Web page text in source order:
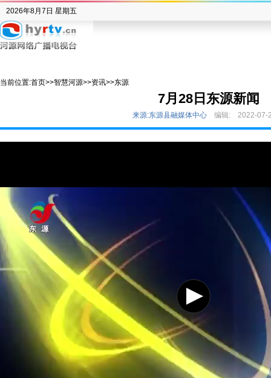
2026年8月7日 星期五
当前位置:首页>>智慧河源>>资讯>>东源
7月28日东源新闻
来源:东源县融媒体中心 编辑: 2022-07-